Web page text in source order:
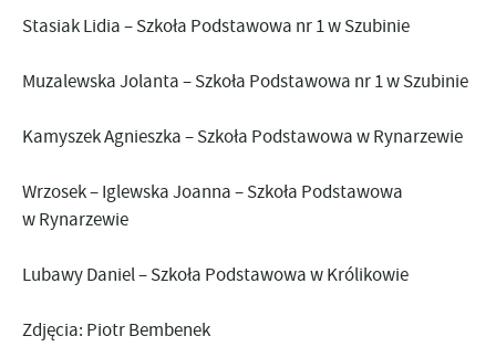
Stasiak Lidia – Szkoła Podstawowa nr 1 w Szubinie
Muzalewska Jolanta – Szkoła Podstawowa nr 1 w Szubinie
Kamyszek Agnieszka – Szkoła Podstawowa w Rynarzewie
Wrzosek – Iglewska Joanna – Szkoła Podstawowa
w Rynarzewie
Lubawy Daniel – Szkoła Podstawowa w Królikowie
Zdjęcia: Piotr Bembenek